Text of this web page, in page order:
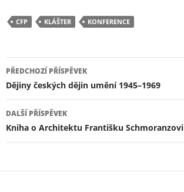
e
o
k
t
r
i
r
CFP KLÁŠTER KONFERENCE
Navigace
pro
příspěvky
PŘEDCHOZÍ PŘÍSPĚVEK
Dějiny českých dějin umění 1945–1969
DALŠÍ PŘÍSPĚVEK
Kniha o Architektu Františku Schmoranzovi